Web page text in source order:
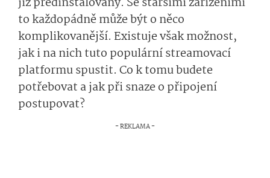
to každopádně může být o něco
komplikovanější. Existuje však možnost,
jak i na nich tuto populární streamovací
platformu spustit. Co k tomu budete
potřebovat a jak při snaze o připojení
postupovat?